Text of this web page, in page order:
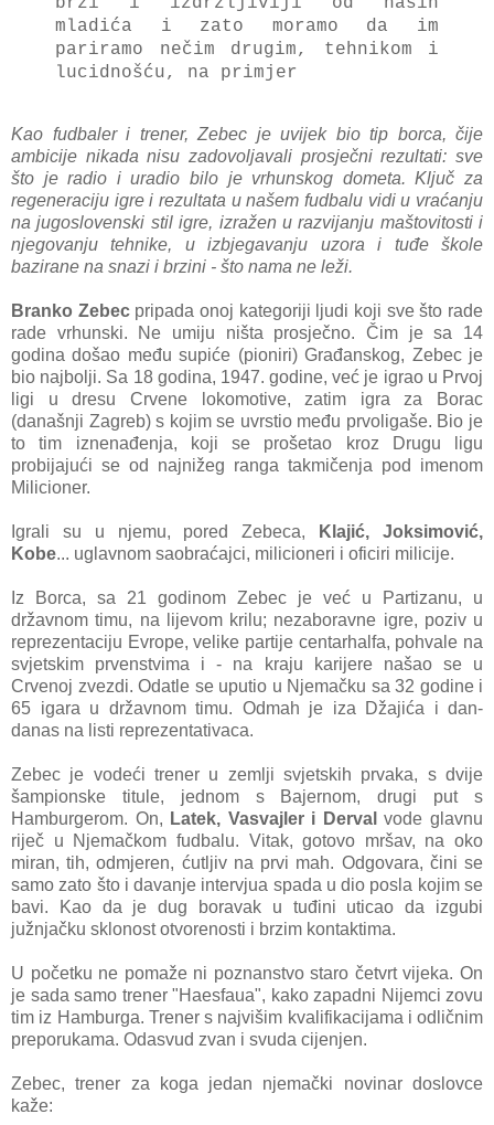
mladića i zato moramo da im
pariramo nečim drugim, tehnikom i
lucidnošću, na primjer
Kao fudbaler i trener, Zebec je uvijek bio tip borca, čije
ambicije nikada nisu zadovoljavali prosječni rezultati: sve
što je radio i uradio bilo je vrhunskog dometa. Ključ za
regeneraciju igre i rezultata u našem fudbalu vidi u vraćanju
na jugoslovenski stil igre, izražen u razvijanju maštovitosti i
njegovanju tehnike, u izbjegavanju uzora i tuđe škole
bazirane na snazi i brzini - što nama ne leži.
Branko Zebecpripada onoj kategoriji ljudi koji sve što rade
rade vrhunski. Ne umiju ništa prosječno. Čim je sa 14
godina došao među supiće (pioniri) Građanskog, Zebec je
bio najbolji. Sa 18 godina, 1947. godine, već je igrao u Prvoj
ligi u dresu Crvene lokomotive, zatim igra za Borac
(današnji Zagreb) s kojim se uvrstio među prvoligaše. Bio je
to tim iznenađenja, koji se prošetao kroz Drugu ligu
probijajući se od najnižeg ranga takmičenja pod imenom
Milicioner.
Igrali su u njemu, pored Zebeca,
Klajić, Joksimović,
Kobe... uglavnom saobraćajci, milicioneri i oficiri milicije.
Iz Borca, sa 21 godinom Zebec je već u Partizanu, u
državnom timu, na lijevom krilu; nezaboravne igre, poziv u
reprezentaciju Evrope, velike partije centarhalfa, pohvale na
svjetskim prvenstvima i - na kraju karijere našao se u
Crvenoj zvezdi. Odatle se uputio u Njemačku sa 32 godine i
65 igara u državnom timu. Odmah je iza Džajića i dan-
danas na listi reprezentativaca.
Zebec je vodeći trener u zemlji svjetskih prvaka, s dvije
šampionske titule, jednom s Bajernom, drugi put s
Hamburgerom. On, Latek, Vasvajler i Derval vode glavnu
riječ u Njemačkom fudbalu. Vitak, gotovo mršav, na oko
miran, tih, odmjeren, ćutljiv na prvi mah. Odgovara, čini se
samo zato što i davanje intervjua spada u dio posla kojim se
bavi. Kao da je dug boravak u tuđini uticao da izgubi
južnjačku sklonost otvorenosti i brzim kontaktima.
U početku ne pomaže ni poznanstvo staro četvrt vijeka. On
je sada samo trener "Haesfaua", kako zapadni Nijemci zovu
tim iz Hamburga. Trener s najvišim kvalifikacijama i odličnim
preporukama. Odasvud zvan i svuda cijenjen.
Zebec, trener za koga jedan njemački novinar doslovce
kaže: